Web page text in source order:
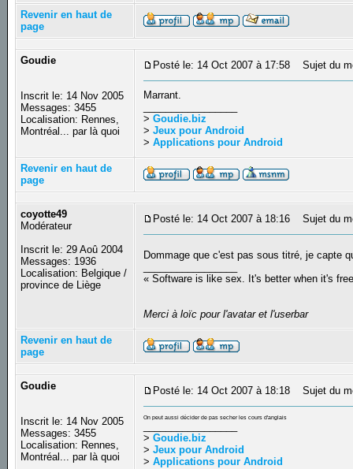
Revenir en haut de
page
Goudie
Inscrit le: 14 Nov 2005
Messages: 3455
Localisation: Rennes,
Montréal... par là quoi
Posté le: 14 Oct 2007 à 17:58 Sujet du
Marrant.
>Goudie.biz
>Jeux pour Android
>Applications pour Android
Revenir en haut de
page
coyotte49
Modérateur
Inscrit le: 29 Aoû 2004
Messages: 1936
Localisation: Belgique /
province de Liège
Posté le: 14 Oct 2007 à 18:16 Sujet du
Dommage que c'est pas sous titré, je capte
« Software is like sex. It's better when it's
Merci à loïc pour l'avatar et l'userbar
Revenir en haut de
page
Goudie
Inscrit le: 14 Nov 2005
Messages: 3455
Localisation: Rennes,
Montréal... par là quoi
Posté le: 14 Oct 2007 à 18:18 Sujet du
On peut aussi décider de pas secher les cours d'anglais
>Goudie.biz
>Jeux pour Android
>Applications pour Android